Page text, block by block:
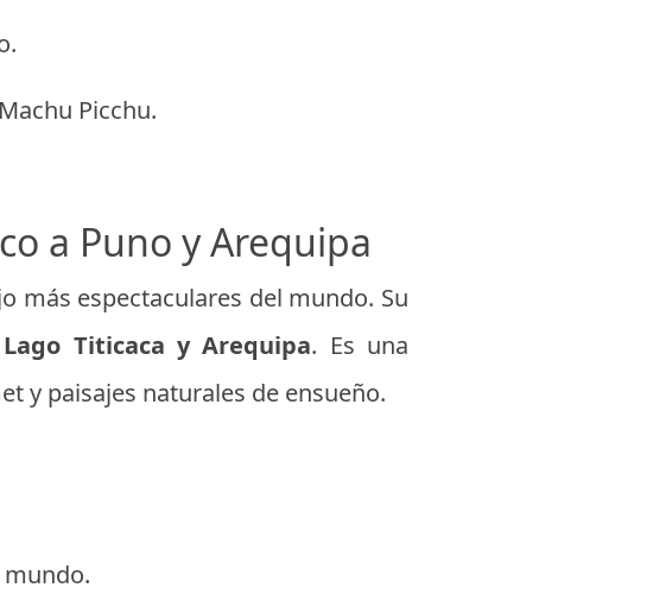
Picchu.
a Puno y Arequipa
más espectaculares del mundo. Su
Titicaca y Arequipa. Es una
y paisajes naturales de ensueño.